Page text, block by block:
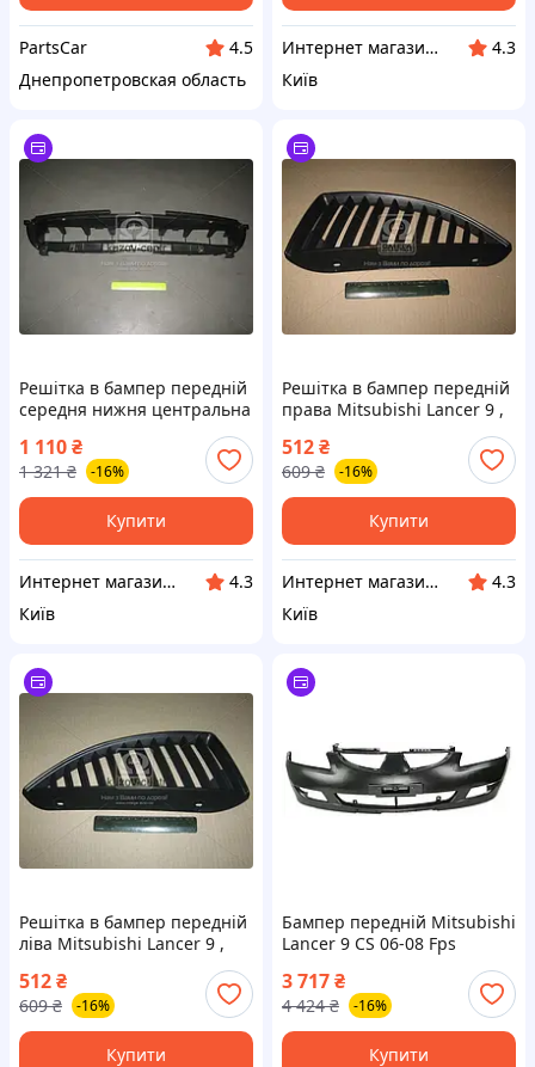
PartsCar
4.5
Днепропетровская область
Интернет магазин "КУЗОВ-ЦЕНТР"
4.3
Київ
Решітка в бампер передній
середня нижня центральна
Міцубісі Лансер 9 (пр-во
TEMPEST)
1 110₴
1 321 ₴ -16%
Купити
Интернет магазин "КУЗОВ-ЦЕНТР"
4.3
Київ
Решітка в бампер передній
права Mitsubishi Lancer 9 ,
TEMPEST)
512₴
609 ₴ -16%
Купити
Интернет магазин "КУЗОВ-ЦЕНТР"
4.3
Київ
Решітка в бампер передній
ліва Mitsubishi Lancer 9 ,
TEMPEST)
512₴
609 ₴ -16%
Купити
Бампер передній Mitsubishi
Lancer 9 CS 06-08 Fps
3 717₴
4 424 ₴ -16%
Купити